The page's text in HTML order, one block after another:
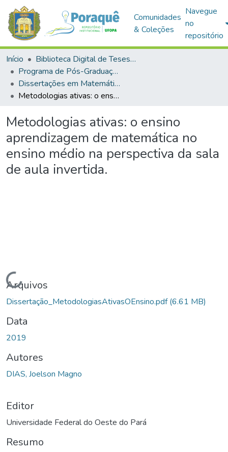
Comunidades
& Coleções
Navegue
no
repositório
Início
Biblioteca Digital de Teses e Dissertações (BDTD)
Programa de Pós-Graduação em Mestrado Profissional em Matemática em Rede Nacional (PROFMAT)
Dissertações em Matemática em Rede Nacional (Mestrado Profissional)
Metodologias ativas: o ensino aprendizagem de matemática no ensino médio na perspectiva da sala de aula invertida.
Metodologias ativas: o ensino
aprendizagem de matemática no
ensino médio na perspectiva da sala
de aula invertida.
Carregando...
Arquivos
Dissertação_MetodologiasAtivasOEnsino.pdf(6.61 MB)
Data
2019
Autores
DIAS, Joelson Magno
Editor
Universidade Federal do Oeste do Pará
Resumo